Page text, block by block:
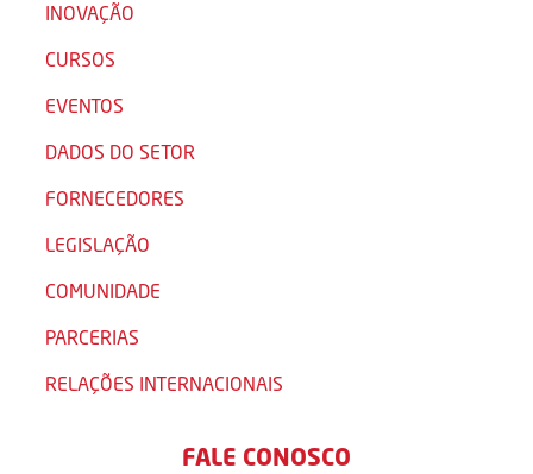
INOVAÇÃO
CURSOS
EVENTOS
DADOS DO SETOR
FORNECEDORES
LEGISLAÇÃO
COMUNIDADE
PARCERIAS
RELAÇÕES INTERNACIONAIS
FALE CONOSCO